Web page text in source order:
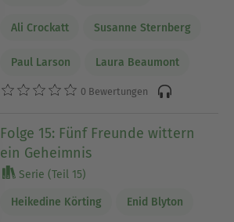
Ali Crockatt Susanne Sternberg
Paul Larson Laura Beaumont
0 Bewertungen
Folge 15: Fünf Freunde wittern
ein Geheimnis
Serie (Teil 15)
Heikedine Körting Enid Blyton